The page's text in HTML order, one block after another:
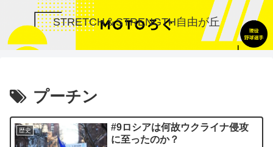
STRETCH＆STRENGTH自由が丘
プーチン
歴史
#9ロシアは何故ウクライナ侵攻
に至ったのか？